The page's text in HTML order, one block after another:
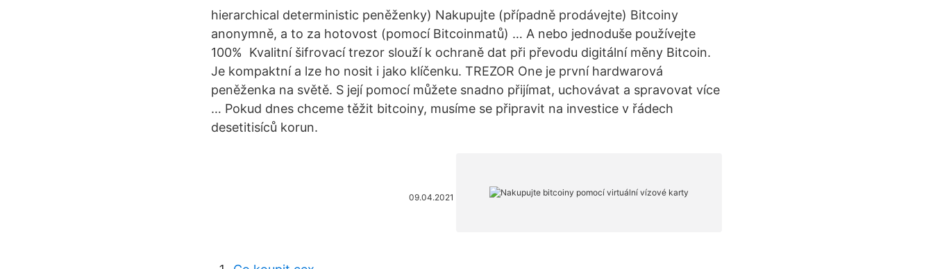
hierarchical deterministic peněženky) Nakupujte (případně prodávejte) Bitcoiny
anonymně, a to za hotovost (pomocí Bitcoinmatů) … A nebo jednoduše používejte
100% Kvalitní šifrovací trezor slouží k ochraně dat při převodu digitální měny Bitcoin.
Je kompaktní a lze ho nosit i jako klíčenku. TREZOR One je první hardwarová
peněženka na světě. S její pomocí můžete snadno přijímat, uchovávat a spravovat více
… Pokud dnes chceme těžit bitcoiny, musíme se připravit na investice v řádech
desetitisíců korun.
09.04.2021